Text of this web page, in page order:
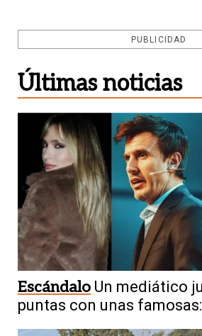
misas y actividades para
agosto
4
Masacre en Tailandia Un
años mató a siete
tiroteo en una escuela
PUBLICIDAD
Últimas noticias
Escándalo Un mediático
puntas con unas